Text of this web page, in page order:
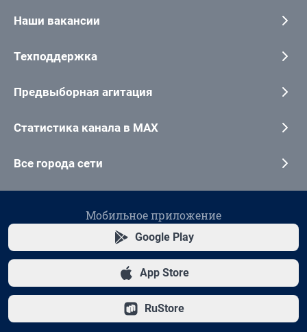
Наши вакансии
Техподдержка
Предвыборная агитация
Статистика канала в MAX
Все города сети
Мобильное приложение
Google Play
App Store
RuStore